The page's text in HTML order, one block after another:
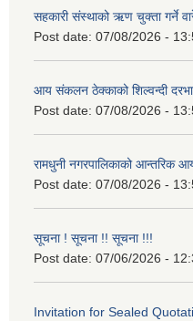
सहकारी संस्थाको ऋण चुक्ता गर्ने
Post date: 07/08/2026 -
आय संकलन ठेक्काको शिल्वन्दी
Post date: 07/08/2026 -
रामधुनी नगरपालिकाको
Post date: 07/08/2026 -
सूचना ! सूचना !! सूचना !!!
Post date: 07/06/2026 -
Invitation for Sealed